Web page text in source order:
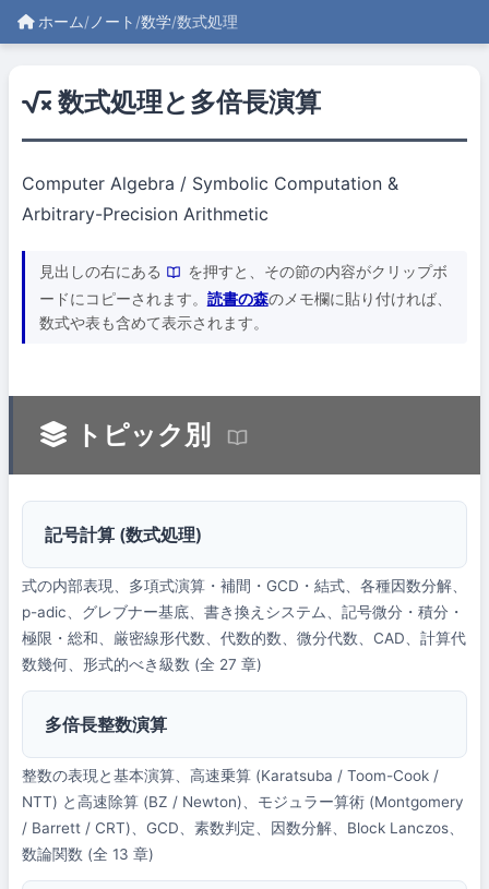
ホーム/ ノート /数学/数式処理
数式処理と多倍長演算
Computer Algebra / Symbolic Computation &
Arbitrary-Precision Arithmetic
見出しの右にある
を押すと、その節の内容がクリップボ
ードにコピーされます。 読書の森のメモ欄に貼り付ければ、
数式や表も含めて表示されます。
トピック別
記号計算 (数式処理)
式の内部表現、多項式演算・補間・GCD・結式、各種因数分解、
p-adic、グレブナー基底、書き換えシステム、記号微分・積分・
極限・総和、厳密線形代数、代数的数、微分代数、CAD、計算代
数幾何、形式的べき級数 (全 27 章)
多倍長整数演算
整数の表現と基本演算、高速乗算 (Karatsuba / Toom-Cook /
NTT) と高速除算 (BZ / Newton)、モジュラー算術 (Montgomery
/ Barrett / CRT)、GCD、素数判定、因数分解、Block Lanczos、
数論関数 (全 13 章)